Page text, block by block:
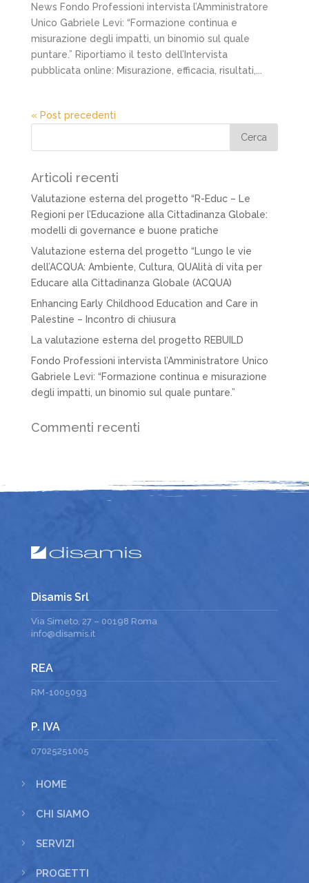
News Fondo Professioni intervista l’Amministratore
Unico Gabriele Levi: “Formazione continua e
misurazione degli impatti, un binomio sul quale
puntare.” Riportiamo il testo dell’Intervista
pubblicata online: Misurazione, efficacia, risultati,...
« Post precedenti
Articoli recenti
Valutazione esterna del progetto “R-Educ – Le
Regioni per l’Educazione alla Cittadinanza Globale:
modelli di governance e buone pratiche
Valutazione esterna del progetto “Lungo le vie
dell’ACQUA: Ambiente, Cultura, QUAlità di vita per
Educare alla Cittadinanza Globale (ACQUA)
Enhancing Early Childhood Education and Care in
Palestine – Incontro di chiusura
La valutazione esterna del progetto REBUILD
Fondo Professioni intervista l’Amministratore Unico
Gabriele Levi: “Formazione continua e misurazione
degli impatti, un binomio sul quale puntare.”
Commenti recenti
Disamis Srl
Via Simeto, 27 – 00198 Roma
info@disamis.it
REA
RM-1005093
P. IVA
07025251005
5 HOME
5 CHI SIAMO
5 SERVIZI
5 PROGETTI